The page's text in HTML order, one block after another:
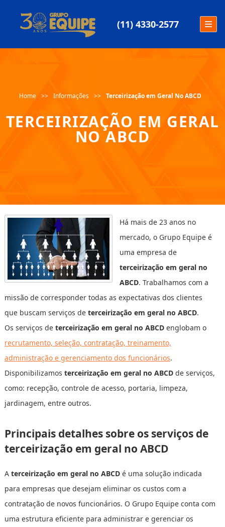
(11) 4330-2577
Home Informações Terceirização em Geral No ABCD
TERCEIRIZAÇÃO EM GERAL
NO ABCD
Há mais de 23 anos no
mercado, o Grupo Equipe é
uma empresa de
terceirização em geral no
ABCD. Trabalhamos com a
missão de corresponder todas as expectativas dos clientes
que buscam serviços de terceirização em geral no ABCD.
Os serviços de terceirização em geral no ABCDenglobam o
recrutamento, seleção, contratação, treinamento,
administração e gerenciamento dos funcionários.
Disponibilizamos terceirização em geral no ABCDde serviços,
como: recepção, controle de acesso, portaria, limpeza,
jardinagem, entre outros.
Principais detalhes sobre os serviços de
terceirização em geral no ABCD
A terceirização em geral no ABCDé uma solução indicada
para empresas que desejam eliminar os custos com a
contratação de novos funcionários. O Grupo Equipe conta com
uma estrutura eficiente para administrar e gerenciar os